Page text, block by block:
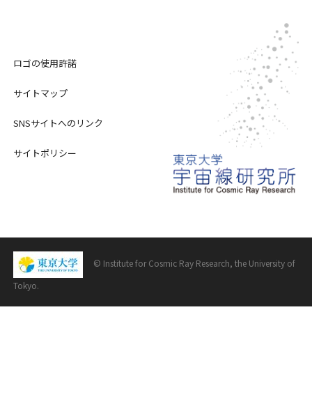
ロゴの使用許諾
サイトマップ
SNSサイトへのリンク
サイトポリシー
© Institute for Cosmic Ray Research, the University of
Tokyo.